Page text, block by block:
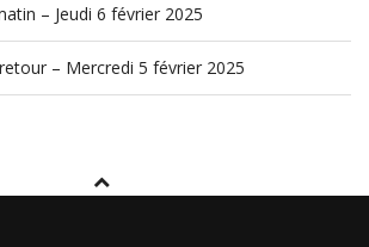
– Jeudi 6 février 2025
– Mercredi 5 février 2025